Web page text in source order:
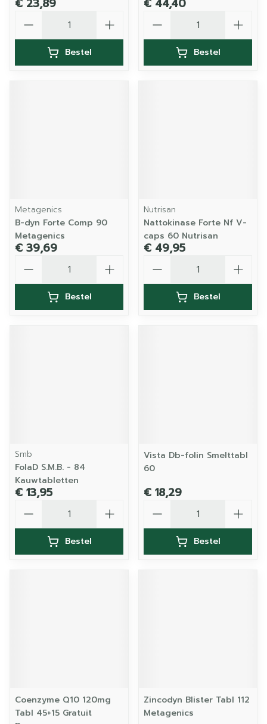
€ 23,89
Bestel
€ 44,40
Bestel
Metagenics
B-dyn Forte Comp 90
Metagenics
€ 39,69
Bestel
Nutrisan
Nattokinase Forte Nf V-
caps 60 Nutrisan
€ 49,95
Bestel
Smb
FolaD S.M.B. - 84
Kauwtabletten
€ 13,95
Bestel
Vista Db-folin Smelttabl
60
€ 18,29
Bestel
Coenzyme Q10 120mg
Tabl 45+15 Gratuit
Zincodyn Blister Tabl 112
Metagenics